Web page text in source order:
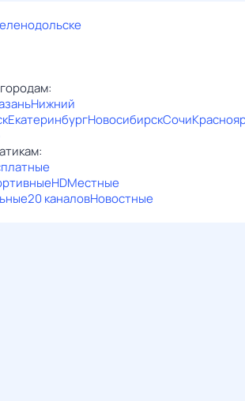
Нижний
ЕкатеринбургНовосибирскСочи
HDМестные
20 каналовНовостные